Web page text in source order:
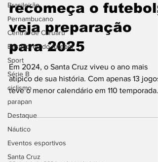
Brasileirão
Pernambucano
Central de Caruaru
Bastidores do futebol
Sport
Série B
ciclismo
parapan
Destaque
Náutico
Eventos esportivos
Santa Cruz
recomeça o futebol;
veja preparação
para 2025
Em 2024, o Santa Cruz viveu o ano mais
atípico de sua história. Com apenas 13 jogos,
teve o menor calendário em 110 temporada.
Só à...